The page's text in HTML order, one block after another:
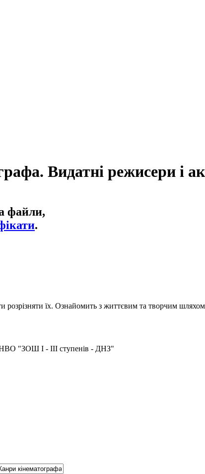
Видатні режисери і
файли,
.
їх. Ознайомить з життєвим та творчим шляхом
НВО "ЗОШ І - ІІІ ступенів - ДНЗ"